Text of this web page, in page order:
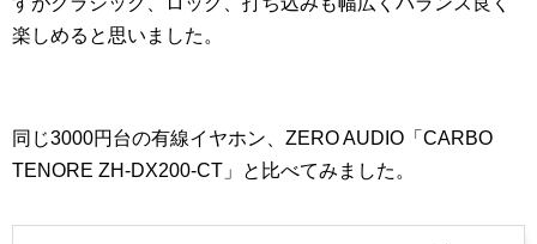
楽しめると思いました。
同じ3000円台の有線イヤホン、ZERO AUDIO「CARBO
TENORE ZH-DX200-CT」と比べてみました。